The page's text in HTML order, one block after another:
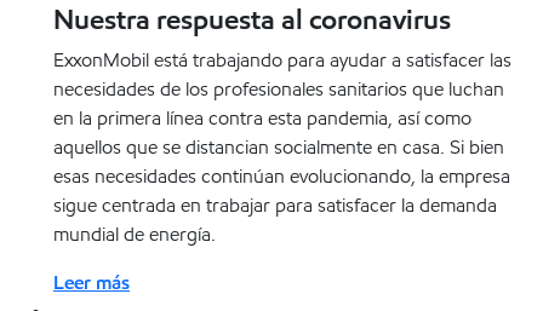
Nuestra respuesta al coronavirus
ExxonMobil está trabajando para ayudar a satisfacer las
necesidades de los profesionales sanitarios que luchan
en la primera línea contra esta pandemia, así como
aquellos que se distancian socialmente en casa. Si bien
esas necesidades continúan evolucionando, la empresa
sigue centrada en trabajar para satisfacer la demanda
mundial de energía.
Leer más